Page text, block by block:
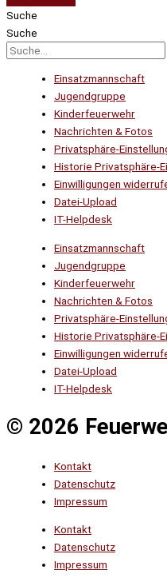
Suche
Suche
Einsatzmannschaft
Jugendgruppe
Kinderfeuerwehr
Nachrichten & Fotos
Privatsphäre-
Historie Privatsphäre-
Einwilligungen
Datei-Upload
IT-Helpdesk
Einsatzmannschaft
Jugendgruppe
Kinderfeuerwehr
Nachrichten & Fotos
Privatsphäre-
Historie Privatsphäre-
Einwilligungen
Datei-Upload
IT-Helpdesk
© 2026
Kontakt
Datenschutz
Impressum
Kontakt
Datenschutz
Impressum